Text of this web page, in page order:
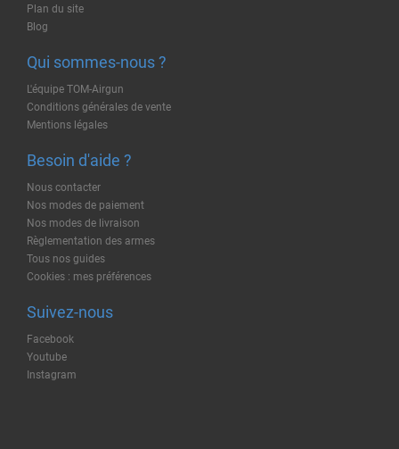
Plan du site
Blog
Qui sommes-nous ?
L'équipe TOM-Airgun
Conditions générales de vente
Mentions légales
Besoin d'aide ?
Nous contacter
Nos modes de paiement
Nos modes de livraison
Règlementation des armes
Tous nos guides
Cookies : mes préférences
Suivez-nous
Facebook
Youtube
Instagram